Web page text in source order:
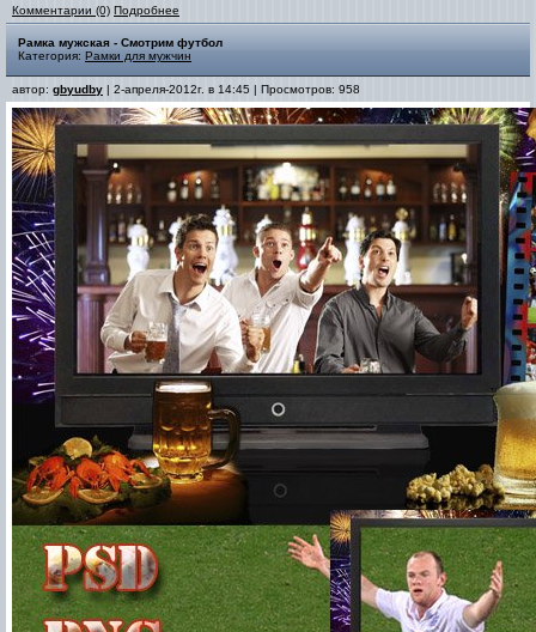
Комментарии (0) Подробнее
Рамка мужская - Смотрим футбол
Категория: Рамки для мужчин
автор: gbyudby | 2-апреля-2012г. в 14:45 | Просмотров: 958